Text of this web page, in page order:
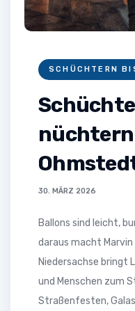
SCHÜCHTERN
nüchtern
30. MÄRZ 2026
Ballons sind leicht,
daraus macht
Niedersachse bringt
und Menschen zum
Straßenfesten,